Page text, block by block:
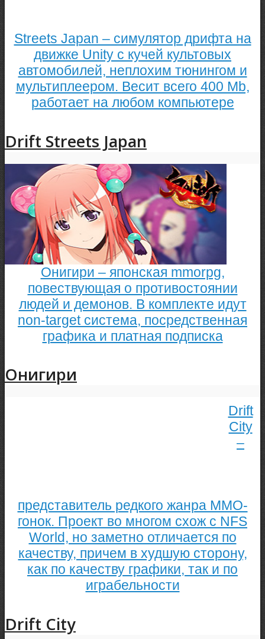
Streets Japan – симулятор дрифта на
движке Unity с кучей культовых
автомобилей, неплохим тюнингом и
мультиплеером. Весит всего 400 Mb,
работает на любом компьютере
Drift Streets Japan
Онигири – японская mmorpg,
повествующая о противостоянии
людей и демонов. В комплекте идут
non-target система, посредственная
графика и платная подписка
Онигири
Drift
City
–
представитель редкого жанра MMO-
гонок. Проект во многом схож с NFS
World, но заметно отличается по
качеству, причем в худшую сторону,
как по качеству графики, так и по
играбельности
Drift City